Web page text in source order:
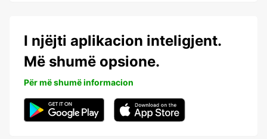
I njëjti aplikacion inteligjent.
Më shumë opsione.
Për më shumë informacion